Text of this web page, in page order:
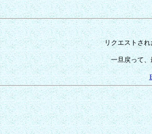
リクエストさ
一旦戻って